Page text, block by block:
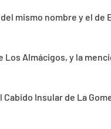
mismo nombre y el de
Almácigos, y la
Insular de La